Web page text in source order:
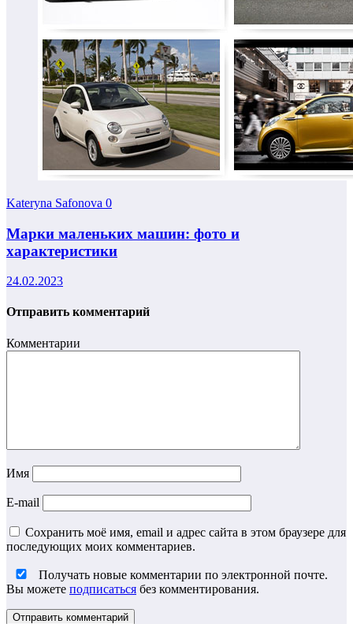
Kateryna Safonova 0
Марки маленьких машин: фото и
характеристики
24.02.2023
Отправить комментарий
Комментарии
Имя
E-mail
Сохранить моё имя, email и адрес сайта в этом браузере для
последующих моих комментариев.
Получать новые комментарии по электронной почте.
Вы можете подписаться без комментирования.